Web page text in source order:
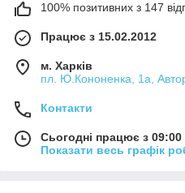
100% позитивних з 147
Працює з 15.02.2012
м. Харків
пл. Ю.Кононенка, 1а,
Контакти
Сьогодні працює з
Показати весь графік